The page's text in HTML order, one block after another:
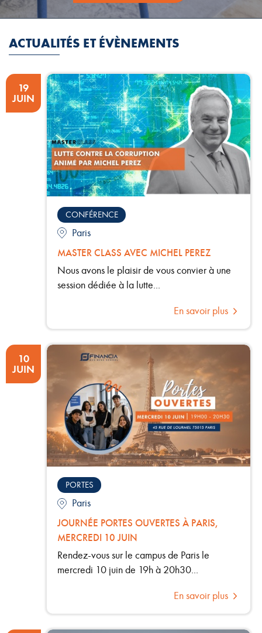
ACTUALITÉS ET ÉVÈNEMENTS
19
JUIN
CONFÉRENCE
Paris
MASTER CLASS AVEC MICHEL PEREZ
Nous avons le plaisir de vous convier à une
session dédiée à la lutte...
En savoir plus
10
JUIN
PORTES
Paris
JOURNÉE PORTES OUVERTES À PARIS,
MERCREDI 10 JUIN
Rendez-vous sur le campus de Paris le
mercredi 10 juin de 19h à 20h30...
En savoir plus